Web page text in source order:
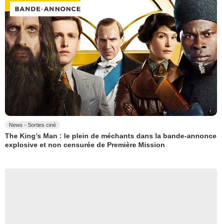
News - Sorties ciné
The King’s Man : le plein de méchants dans la bande-annonce
explosive et non censurée de Première Mission